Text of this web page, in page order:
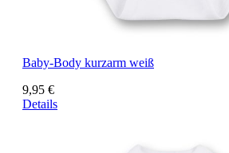
Baby-Body kurzarm weiß
9,95 €
Details